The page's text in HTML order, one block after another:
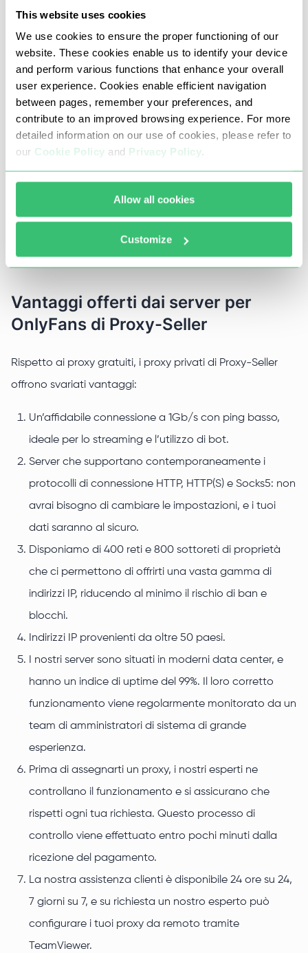
This website uses cookies
We use cookies to ensure the proper functioning of our
website. These cookies enable us to identify your device
and perform various functions that enhance your overall
user experience. Cookies enable efficient navigation
between pages, remember your preferences, and
contribute to an improved browsing experience. For more
detailed information on our use of cookies, please refer to
our Cookie Policy and Privacy Policy.
Allow all cookies
Customize
permette di fare molte cose su OnlyFans:
Potrai aggirare blocchi regionali, e le restrizioni
imposte dal provider o dall’algoritmo di OnlyFans;
Potrai creare e gestire un numero illimitato di account
su un unico dispositivo in tutta sicurezza;
del tuo account;
Potrai utilizzare bot;
Potrai trasmettere o riprodurre in streaming senza
Vantaggi offerti dai server per
OnlyFans di Proxy-Seller
Rispetto ai proxy gratuiti, i proxy privati di Proxy-Seller
offrono svariati vantaggi:
Un’affidabile connessione a 1Gb/s con ping basso,
ideale per lo streaming e l’utilizzo di bot.
Server che supportano contemporaneamente i
protocolli di connessione HTTP, HTTP(S) e Socks5: non
avrai bisogno di cambiare le impostazioni, e i tuoi
dati saranno al sicuro.
Disponiamo di 400 reti e 800 sottoreti di proprietà
che ci permettono di offrirti una vasta gamma di
indirizzi IP, riducendo al minimo il rischio di ban e
blocchi.
Indirizzi IP provenienti da oltre 50 paesi.
I nostri server sono situati in moderni data center, e
hanno un indice di uptime del 99%. Il loro corretto
funzionamento viene regolarmente monitorato da un
team di amministratori di sistema di grande
esperienza.
Prima di assegnarti un proxy, i nostri esperti ne
controllano il funzionamento e si assicurano che
rispetti ogni tua richiesta. Questo processo di
controllo viene effettuato entro pochi minuti dalla
ricezione del pagamento.
La nostra assistenza clienti è disponibile 24 ore su 24,
7 giorni su 7, e su richiesta un nostro esperto può
configurare i tuoi proxy da remoto tramite
TeamViewer.